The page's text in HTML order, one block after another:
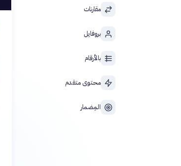
مقارنات
بروفايل
بالأرقام
محتوى متقدم
المِضمار